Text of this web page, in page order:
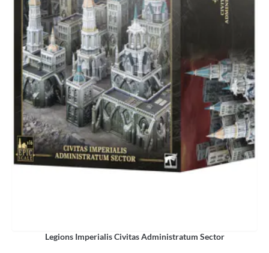
Legions Imperialis Civitas Administratum Sector